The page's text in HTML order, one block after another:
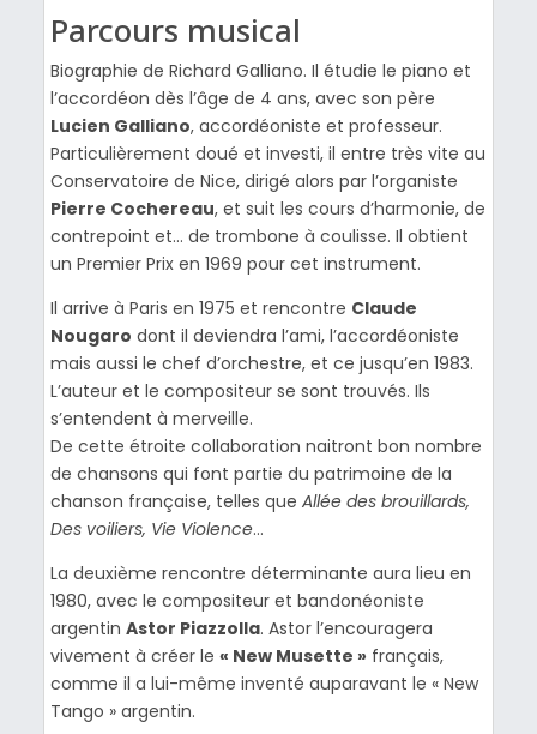
Parcours musical
Biographie de Richard Galliano. Il étudie le piano et
l’accordéon dès l’âge de 4 ans, avec son père
Lucien Galliano, accordéoniste et professeur.
Particulièrement doué et investi, il entre très vite au
Conservatoire de Nice, dirigé alors par l’organiste
Pierre Cochereau, et suit les cours d’harmonie, de
contrepoint et… de trombone à coulisse. Il obtient
un Premier Prix en 1969 pour cet instrument.
Il arrive à Paris en 1975 et rencontre Claude
Nougaro dont il deviendra l’ami, l’accordéoniste
mais aussi le chef d’orchestre, et ce jusqu’en 1983.
L’auteur et le compositeur se sont trouvés. Ils
s’entendent à merveille.
De cette étroite collaboration naitront bon nombre
de chansons qui font partie du patrimoine de la
chanson française, telles que Allée des brouillards,
Des voiliers, Vie Violence…
La deuxième rencontre déterminante aura lieu en
1980, avec le compositeur et bandonéoniste
argentin Astor Piazzolla. Astor l’encouragera
vivement à créer le « New Musette » français,
comme il a lui-même inventé auparavant le « New
Tango » argentin.